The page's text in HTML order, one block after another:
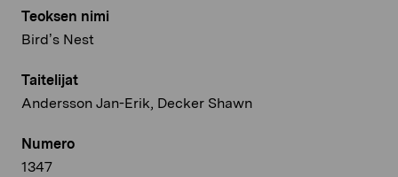
Teoksen nimi
Bird’s Nest
Taitelijat
Andersson Jan-Erik, Decker Shawn
Numero
1347